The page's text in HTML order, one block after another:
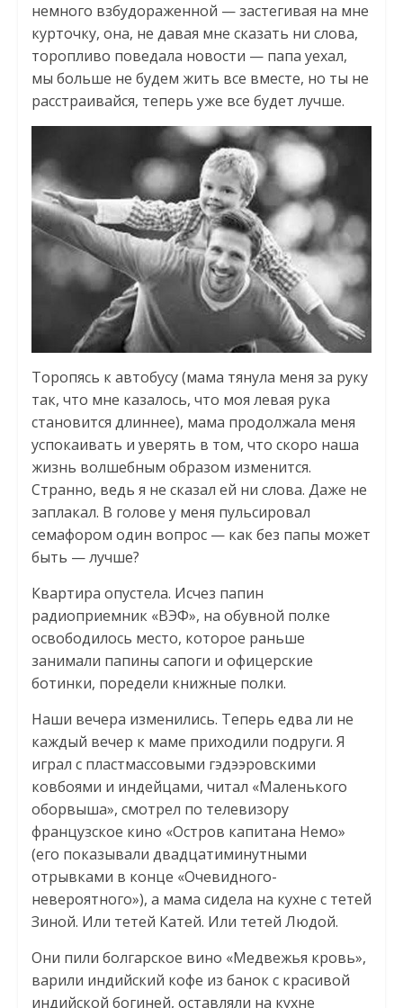
немного взбудораженной — застегивая на мне
курточку, она, не давая мне сказать ни слова,
торопливо поведала новости — папа уехал,
мы больше не будем жить все вместе, но ты не
расстраивайся, теперь уже все будет лучше.
Торопясь к автобусу (мама тянула меня за руку
так, что мне казалось, что моя левая рука
становится длиннее), мама продолжала меня
успокаивать и уверять в том, что скоро наша
жизнь волшебным образом изменится.
Странно, ведь я не сказал ей ни слова. Даже не
заплакал. В голове у меня пульсировал
семафором один вопрос — как без папы может
быть — лучше?
Квартира опустела. Исчез папин
радиоприемник «ВЭФ», на обувной полке
освободилось место, которое раньше
занимали папины сапоги и офицерские
ботинки, поредели книжные полки.
Наши вечера изменились. Теперь едва ли не
каждый вечер к маме приходили подруги. Я
играл с пластмассовыми гэдээровскими
ковбоями и индейцами, читал «Маленького
оборвыша», смотрел по телевизору
французское кино «Остров капитана Немо»
(его показывали двадцатиминутными
отрывками в конце «Очевидного-
невероятного»), а мама сидела на кухне с тетей
Зиной. Или тетей Катей. Или тетей Людой.
Они пили болгарское вино «Медвежья кровь»,
варили индийский кофе из банок с красивой
индийской богиней, оставляли на кухне